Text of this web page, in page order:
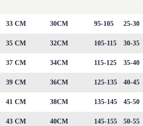
33 CM 30CM 95-105 25-30
35 CM 32CM 105-115 30-35
37 CM 34CM 115-125 35-40
39 CM 36CM 125-135 40-45
41 CM 38CM 135-145 45-50
43 CM 40CM 145-155 50-55